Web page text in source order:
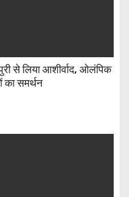
से लिया आशीर्वाद, ओलंपिक
का समर्थन